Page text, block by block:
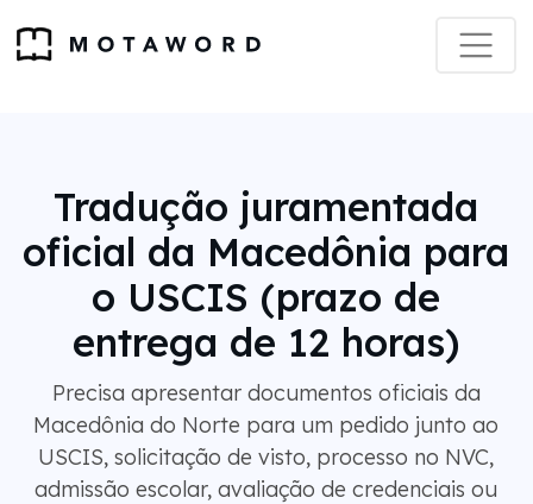
Tradução juramentada
oficial da Macedônia para
o USCIS (prazo de
entrega de 12 horas)
Precisa apresentar documentos oficiais da
Macedônia do Norte para um pedido junto ao
USCIS, solicitação de visto, processo no NVC,
admissão escolar, avaliação de credenciais ou